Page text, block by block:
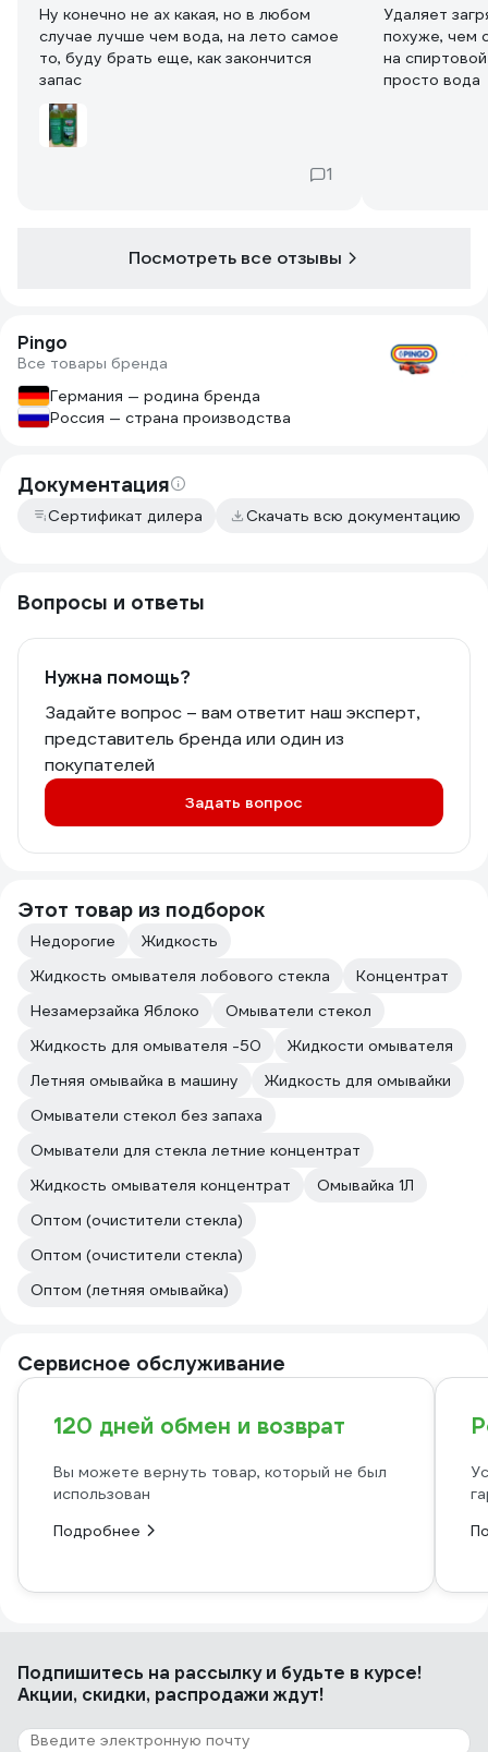
Ну конечно не ах какая, но в любом
случае лучше чем вода, на лето самое
то, буду брать еще, как закончится
запас
1
Удаляет
похуже, чем
на
просто вода
Посмотреть все отзывы
Pingo
Все товары бренда
Германия — родина бренда
Россия — страна производства
Документация
Сертификат дилера Скачать всю документацию
Вопросы и ответы
Нужна помощь?
Задайте вопрос – вам ответит наш эксперт,
представитель бренда или один из
покупателей
Задать вопрос
Этот товар из подборок
Недорогие
Жидкость
Жидкость омывателя лобового стекла
Концентрат
Незамерзайка Яблоко
Омыватели стекол
Жидкость для омывателя -50
Жидкости омывателя
Летняя омывайка в машину
Жидкость для омывайки
Омыватели стекол без запаха
Омыватели для стекла летние концентрат
Жидкость омывателя концентрат
Омывайка 1Л
Оптом (очистители стекла)
Оптом (очистители стекла)
Оптом (летняя омывайка)
Сервисное обслуживание
120 дней обмен и возврат
Вы можете вернуть товар, который не был
использован
Подробнее
Подпишитесь на рассылкуи будьте в курсе!
Акции, скидки, распродажи ждут!